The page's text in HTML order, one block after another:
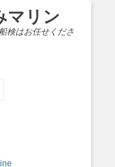
マリン
検はお任せくださ